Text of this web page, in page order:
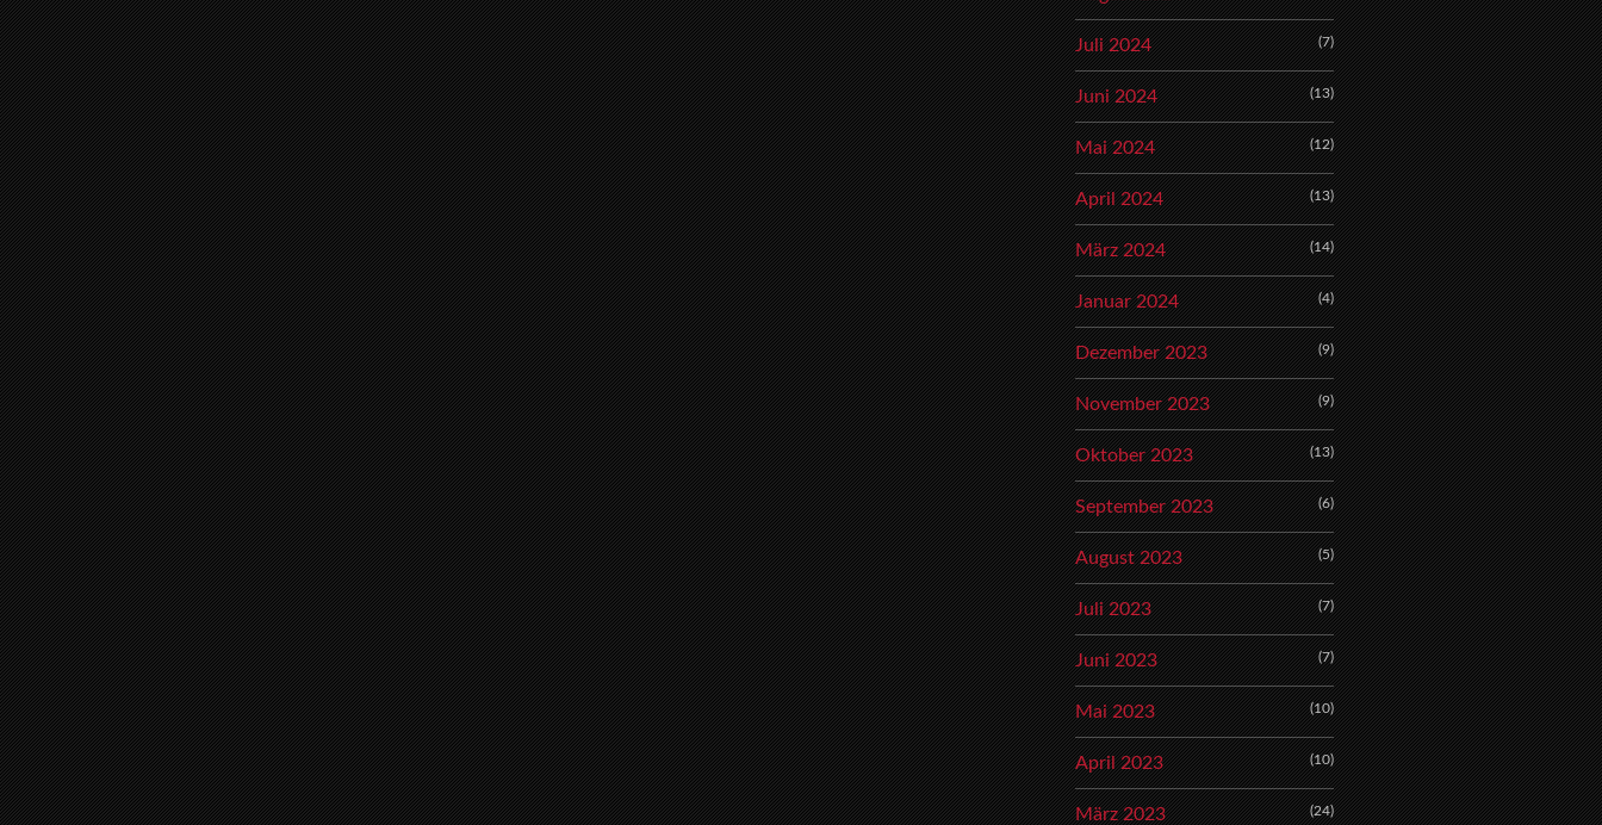
Juli 2024 (7)
Juni 2024 (13)
Mai 2024 (12)
April 2024 (13)
März 2024 (14)
Januar 2024 (4)
Dezember 2023 (9)
November 2023 (9)
Oktober 2023 (13)
September 2023 (6)
August 2023 (5)
Juli 2023 (7)
Juni 2023 (7)
Mai 2023 (10)
April 2023 (10)
März 2023 (24)